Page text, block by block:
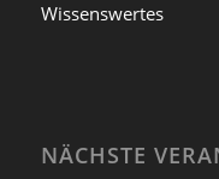
Wissenswertes
NÄCHSTE